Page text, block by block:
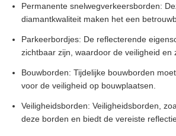
Permanente snelwegverkeersborden:
diamantkwaliteit maken het een
Parkeerbordjes: De reflecterende
zichtbaar zijn, waardoor de veiligheid
Bouwborden: Tijdelijke bouwborden
voor de veiligheid op bouwplaatsen.
Veiligheidsborden: Veiligheidsborden,
deze borden en biedt de vereiste